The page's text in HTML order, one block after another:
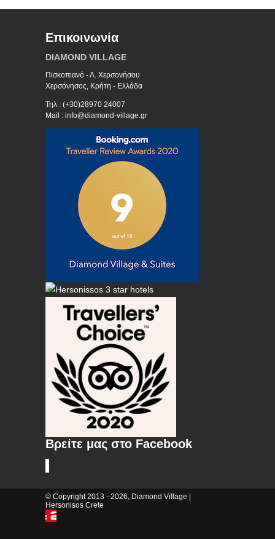
Επικοινωνία
DIAMOND VILLAGE
Πισκοπιανό - Λ. Χερσονήσου
Χερσόνησος, Κρήτη - Ελλάδα
Τηλ : (+30)28970 24007
Mail : info@diamond-village.gr
Βρείτε μας στο Facebook
© Copyright 2013 - 2026, Diamond Village |
Hersonisos Crete